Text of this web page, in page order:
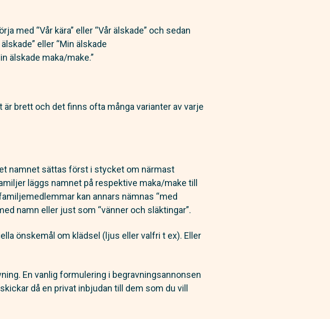
med “Vår kära” eller “Vår älskade” och sedan
eller “Min älskade
älskade maka/make.”
brett och det finns ofta många varianter av varje
namnet sättas först i stycket om närmast
läggs namnet på respektive maka/make till
kan annars nämnas “med
namn eller just som “vänner och släktingar”.
önskemål om klädsel (ljus eller valfri t ex). Eller
En vanlig formulering i begravningsannonsen
då en privat inbjudan till dem som du vill